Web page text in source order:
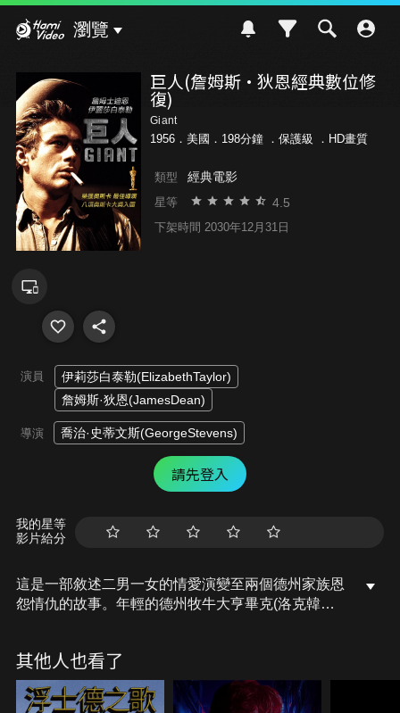
瀏覽
巨人(詹姆斯·狄恩經典數位修
復)
Giant
1956．美國．198分鐘 ． 保護級 ．HD畫質
類型 經典電影
星等 4.5
下架時間 2030年12月31日
演員
伊莉莎白泰勒(ElizabethTaylor)
詹姆斯·狄恩(JamesDean)
導演 喬治·史蒂文斯(GeorgeStevens)
請先登入
我的星等
影片給分
這是一部敘述二男一女的情愛演變至兩個德州家族恩
怨情仇的故事。年輕的德州牧牛大亨畢克(洛克韓森
並帶著萊絲莉回德州生活。在當時，傑特(詹姆士迪
恩飾)只是長工，卻愛上了美麗的女主人，但後來傑
特墾荒挖出石油，成為石油大亨，對於萊絲莉始終念
其他人也看了